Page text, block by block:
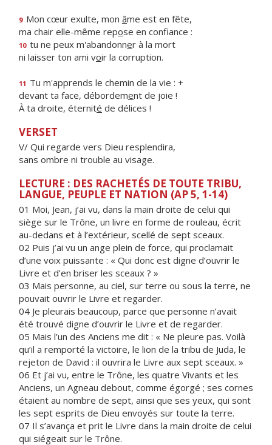
9 Mon cœur exulte, mon âme est en fête,
ma chair elle-même repose en confiance :
10 tu ne peux m'abandonner à la mort
ni laisser ton ami voir la corruption.
11 Tu m'apprends le chemin de la vie : +
devant ta face, débordement de joie !
À ta droite, éternité de délices !
VERSET
V/ Qui regarde vers Dieu resplendira,
sans ombre ni trouble au visage.
LECTURE : DES RACHETÉS DE TOUTE TRIBU,
LANGUE, PEUPLE ET NATION (AP 5, 1-14)
01 Moi, Jean, j’ai vu, dans la main droite de celui qui
siège sur le Trône, un livre en forme de rouleau, écrit
au-dedans et à l’extérieur, scellé de sept sceaux.
02 Puis j’ai vu un ange plein de force, qui proclamait
d’une voix puissante : « Qui donc est digne d’ouvrir le
Livre et d’en briser les sceaux ? »
03 Mais personne, au ciel, sur terre ou sous la terre, ne
pouvait ouvrir le Livre et regarder.
04 Je pleurais beaucoup, parce que personne n’avait
été trouvé digne d’ouvrir le Livre et de regarder.
05 Mais l’un des Anciens me dit : « Ne pleure pas. Voilà
qu’il a remporté la victoire, le lion de la tribu de Juda, le
rejeton de David : il ouvrira le Livre aux sept sceaux. »
06 Et j’ai vu, entre le Trône, les quatre Vivants et les
Anciens, un Agneau debout, comme égorgé ; ses cornes
étaient au nombre de sept, ainsi que ses yeux, qui sont
les sept esprits de Dieu envoyés sur toute la terre.
07 Il s’avança et prit le Livre dans la main droite de celui
qui siégeait sur le Trône.